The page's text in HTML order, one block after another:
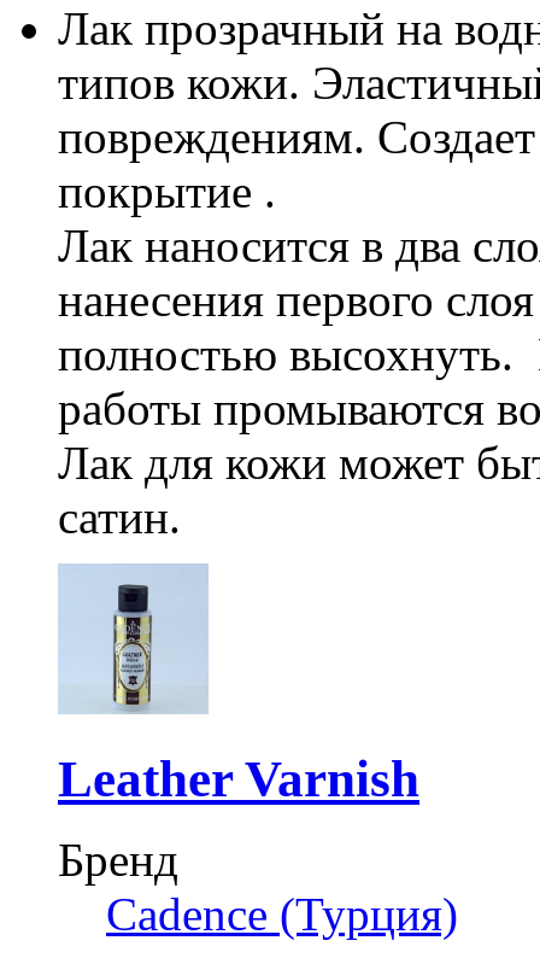
Лак прозрачный на
типов кожи.
повреждениям.
покрытие .
Лак наносится в два
нанесения первого
полностью высохнуть.
работы промываются
Лак для кожи может
сатин.
Leather Varnish
Бренд
Cadence (Турция)